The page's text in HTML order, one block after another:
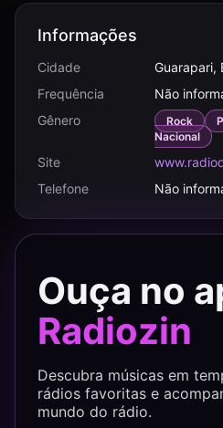
Informações
Cidade
Guarapari,
Frequência
Não
Gênero
Rock
Nacional
Site
Telefone
Não
Ouça no
Radiozin
Descubra músicas em
rádios favoritas e
mundo do rádio.